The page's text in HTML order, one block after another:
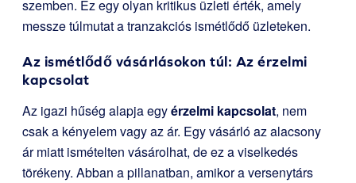
szemben. Ez egy olyan kritikus üzleti érték, amely
messze túlmutat a tranzakciós ismétlődő üzleteken.
Az ismétlődő vásárlásokon túl: Az érzelmi
kapcsolat
Az igazi hűség alapja egyérzelmi kapcsolat, nem
csak a kényelem vagy az ár. Egy vásárló az alacsony
ár miatt ismételten vásárolhat, de ez a viselkedés
törékeny. Abban a pillanatban, amikor a versenytárs